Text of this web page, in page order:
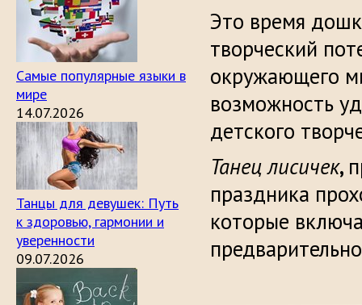
Самые популярные языки в
мире
14.07.2026
Танцы для девушек: Путь
к здоровью, гармонии и
уверенности
09.07.2026
Это время
творческий
окружающего
возможность
детского
Танец лисичек,
праздника
которые